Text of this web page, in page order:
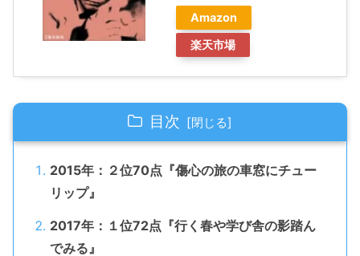
Amazon
楽天市場
目次
2015年：２位70点『傷心の旅の車窓にチュー
リップ』
2017年：１位72点『行く春や学び舎の影踏ん
でみる』